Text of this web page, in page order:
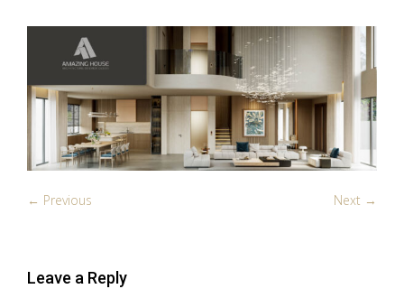
← Previous Next →
Leave a Reply